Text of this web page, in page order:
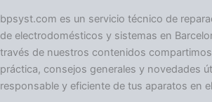
o
r
a
s
bpsyst.com es un servicio técnico de
de electrodomésticos y sistemas en
través de nuestros contenidos
práctica, consejos generales y novedades
responsable y eficiente de tus aparatos en